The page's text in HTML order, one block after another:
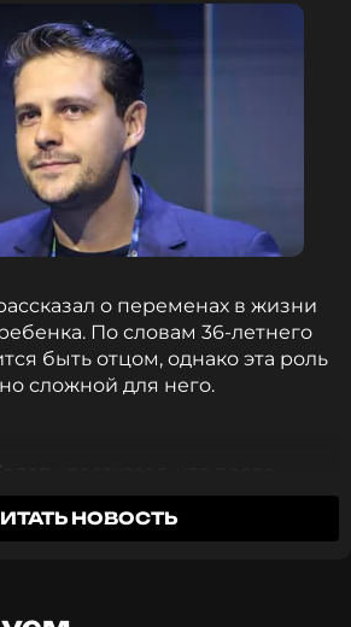
о переменах в жизни
По словам 36-летнего
быть отцом, однако эта роль
сложной для него.
рассказал, что после
сына стал мало спать. Его слова
НОВОСТЬ